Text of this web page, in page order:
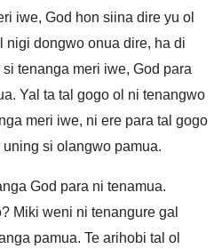
iwe, God hon siina dire yu ol
nigi dongwo onua dire, ha di
tenanga meri iwe, God para
Yal ta tal gogo ol ni tenangwo
meri iwe, ni ere para tal gogo
si olangwo pamua.
God para ni tenamua.
Miki weni ni tenangure gal
pamua. Te arihobi tal ol